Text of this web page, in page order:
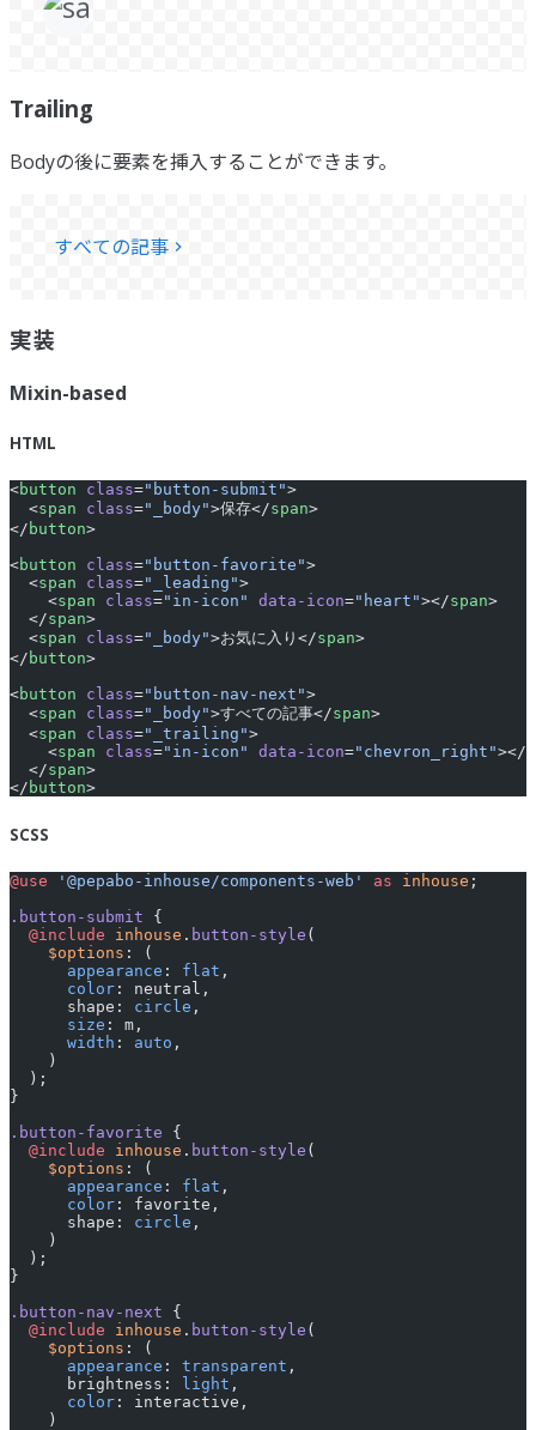
Trailing
Bodyの後に要素を挿入することができます。
すべての記事
実装
Mixin-based
HTML
<button class="button-submit">
  <
span class="_body">保存</span>
</ button>
<button class="button-favorite">
  <
span class="_leading">
    <
span class="in-icon" data-icon="heart"></span>
  </
span>
  <
span class="_body">お気に入り</span>
</ button>
<button class="button-nav-next">
  <
span class="_body">すべての記事</span>
  <
span class="_trailing">
    <
span class="in-icon" data-icon="chevron_right"></
  </
span>
</ button>
SCSS
@use '@pepabo-inhouse/components-web' as inhouse ;
.button-submit {
  @include
inhouse . button-style (
    $options
: (
      appearance
: flat ,
      color
: neutral,
      shape:
circle ,
      size
: m,
      width
: auto ,
    )
  );
}
.button-favorite {
  @include
inhouse . button-style (
    $options
: (
      appearance
: flat ,
      color
: favorite,
      shape:
circle ,
    )
  );
}
.button-nav-next {
  @include
inhouse . button-style (
    $options
: (
      appearance
: transparent ,
      brightness:
light ,
      color
: interactive,
    )